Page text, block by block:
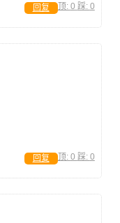
顶: 0 踩: 0
回复
顶: 0 踩: 0
回复